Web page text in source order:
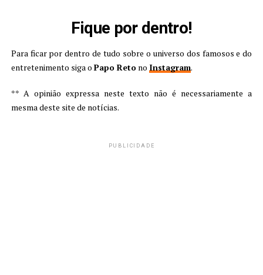
Fique por dentro!
Para ficar por dentro de tudo sobre o universo dos famosos e do
entretenimento siga o Papo Retono Instagram.
** A opinião expressa neste texto não é necessariamente a
mesma deste site de notícias.
PUBLICIDADE